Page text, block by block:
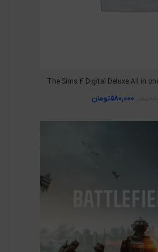
۵۸۰,۰۰۰تومان